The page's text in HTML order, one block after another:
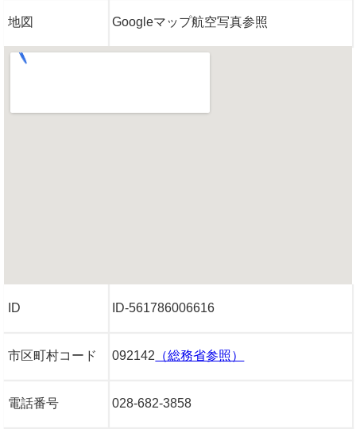
地図 Googleマップ航空写真参照
ID ID-561786006616
市区町村コード 092142 （総務省参照）
電話番号 028-682-3858